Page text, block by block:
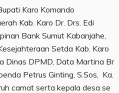
Karo Komando
Kab. Karo Dr. Drs. Edi
Bank Sumut Kabanjahe,
Setda Kab. Karo
Dinas DPMD, Data Martina Br
Petrus Ginting, S.Sos, Ka.
camat serta kepala desa se